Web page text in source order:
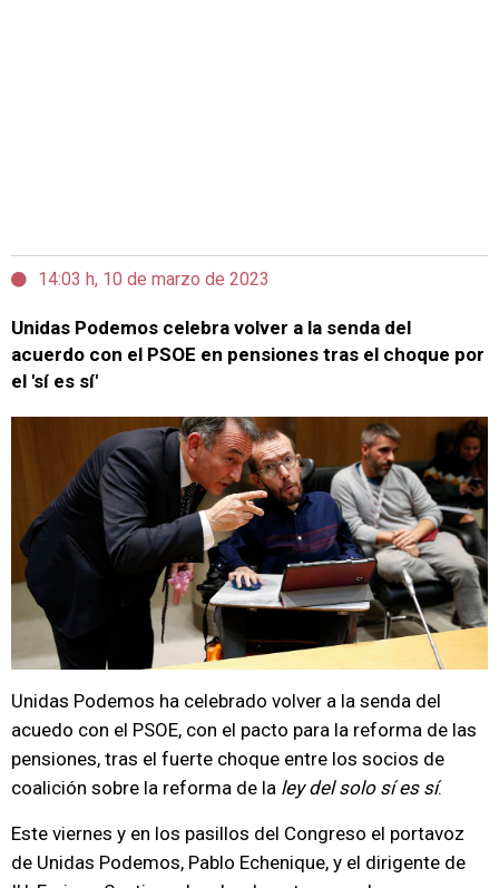
14:03 h, 10 de marzo de 2023
Unidas Podemos celebra volver a la senda del
acuerdo con el PSOE en pensiones tras el choque por
el 'sí es sí'
Unidas Podemos ha celebrado volver a la senda del
acuedo con el PSOE, con el pacto para la reforma de las
pensiones, tras el fuerte choque entre los socios de
coalición sobre la reforma de la ley del solo sí es sí.
Este viernes y en los pasillos del Congreso el portavoz
de Unidas Podemos, Pablo Echenique, y el dirigente de